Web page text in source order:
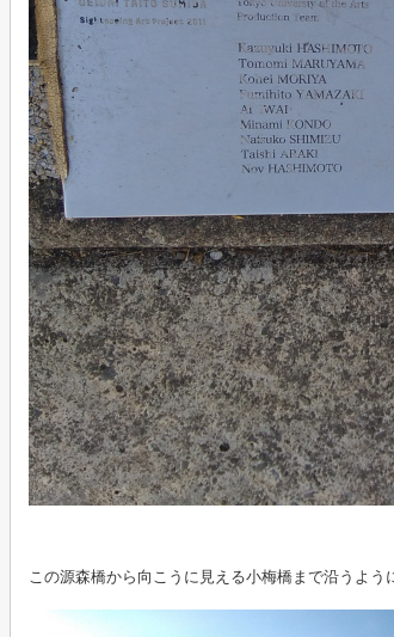
この源森橋から向こうに見える小梅橋まで沿うよう